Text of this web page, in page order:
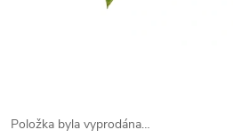
Položka byla vyprodána…